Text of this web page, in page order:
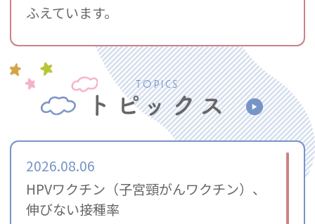
ふえています。
2026.06.11
【感染症情報のお知らせ】
いまのところ、目立った感染症はありま
せん。
2026.06.11
おたふくワクチン接種の予約受付を再開
いたしました。
数に限りがあるため、お早めにご予約を
TOPICS
トピックス
2026.08.06
HPVワクチン（子宮頸がんワクチン）、
伸びない接種率